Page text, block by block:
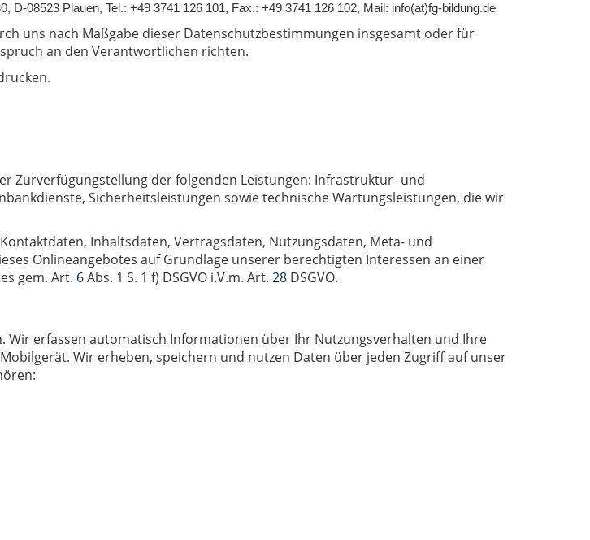
, D-08523 Plauen, Tel.: +49 3741 126 101, Fax.: +49 3741 126 102, Mail: info(at)fg-bildung.de
uns nach Maßgabe dieser Datenschutzbestimmungen insgesamt oder für
an den Verantwortlichen richten.
Zurverfügungstellung der folgenden Leistungen: Infrastruktur- und
Sicherheitsleistungen sowie technische Wartungsleistungen, die wir
Inhaltsdaten, Vertragsdaten, Nutzungsdaten, Meta- und
Onlineangebotes auf Grundlage unserer berechtigten Interessen an einer
gem. Art. 6Abs. 1 S. 1 f) DSGVO i.V.m. Art. 28 DSGVO.
Wir erfassen automatisch Informationen über Ihr Nutzungsverhalten und Ihre
Wir erheben, speichern und nutzen Daten über jeden Zugriff auf unser